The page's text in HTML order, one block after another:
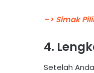
–> Simak
4.
Setelah